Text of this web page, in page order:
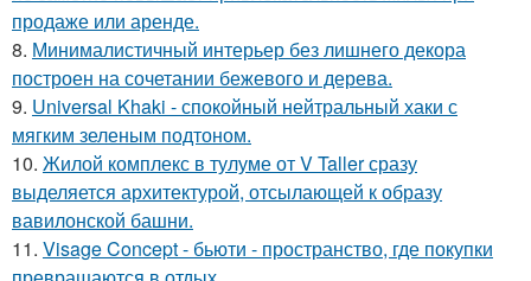
продаже или аренде.
8. Минималистичный интерьер без лишнего декора
построен на сочетании бежевого и дерева.
9. Universal Khaki - спокойный нейтральный хаки с
мягким зеленым подтоном.
10. Жилой комплекс в тулуме от V Taller сразу
выделяется архитектурой, отсылающей к образу
вавилонской башни.
11. Visage Concept - бьюти - пространство, где покупки